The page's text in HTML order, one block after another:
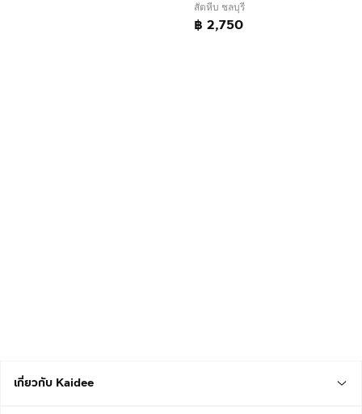
สัตหีบ ชลบุรี
฿ 2,750
เกี่ยวกับ Kaidee